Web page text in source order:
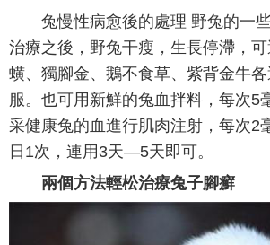
兔慢性病愈後的處理 野兔的一
治療之後，野兔干瘦，生長停滯，
蟥、獨腳金、鵝不食草、紫背金牛
服。也可用新鮮的兔血拌料，每次
采健康兔的血進行肌肉注射，每次
日1次，連用3天—5天即可。
兩個方法輕松治療兔子腳癬